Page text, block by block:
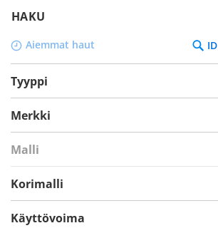
HAKU
Aiemmat haut
Tyyppi
Merkki
Malli
Korimalli
Käyttövoima